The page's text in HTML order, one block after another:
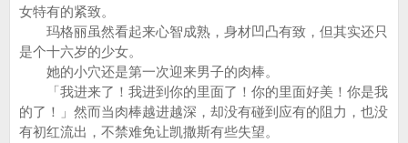
女特有的紧致。
玛格丽虽然看起来心智成熟，身材凹凸有致，但其实还只
是个十六岁的少女。
她的小穴还是第一次迎来男子的肉棒。
「我进来了！我进到你的里面了！你的里面好美！你是我
的了！」然而当肉棒越进越深，却没有碰到应有的阻力，也没
有初红流出，不禁难免让凯撒斯有些失望。